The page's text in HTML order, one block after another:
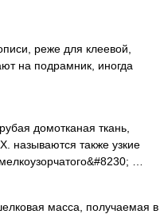
реже для клеевой,
на подрамник, иногда
домотканая ткань,
называются также узкие
…
масса, получаемая в